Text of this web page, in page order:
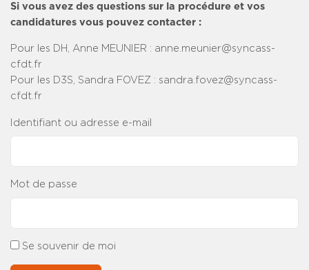
Si vous avez des questions sur la procédure et vos
candidatures vous pouvez contacter :
Pour les DH, Anne MEUNIER : anne.meunier@syncass-
cfdt.fr
Pour les D3S, Sandra FOVEZ : sandra.fovez@syncass-
cfdt.fr
Identifiant ou adresse e-mail
Mot de passe
Se souvenir de moi